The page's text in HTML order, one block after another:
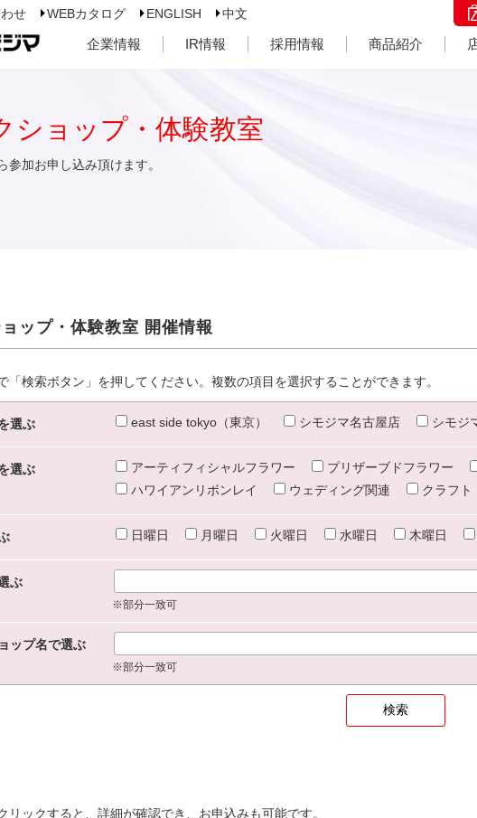
せ WEBカタログ ENGLISH 中文
企業情報 IR情報 採用情報 商品紹介
ショップ・体験教室
参加お申し込み頂けます。
ップ・体験教室 開催情報
「検索ボタン」を押してください。複数の項目を選択することができます。
選ぶ east side tokyo（東京） シモジマ名古屋店 シモジ
選ぶ アーティフィシャルフラワー プリザーブドフラワー
ハワイアンリボンレイ
ウェディング関連 クラフト
日曜日 月曜日 火曜日 水曜日 木曜日
ぶ
※部分一致可
ップ名で選ぶ
※部分一致可
リックすると、詳細が確認でき、お申込みも可能です。